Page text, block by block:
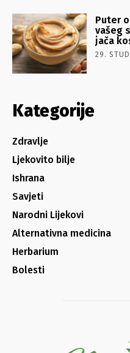
Puter
vašeg
jača
29.
Kategorije
Zdravlje
Ljekovito bilje
Ishrana
Savjeti
Narodni Lijekovi
Alternativna medicina
Herbarium
Bolesti